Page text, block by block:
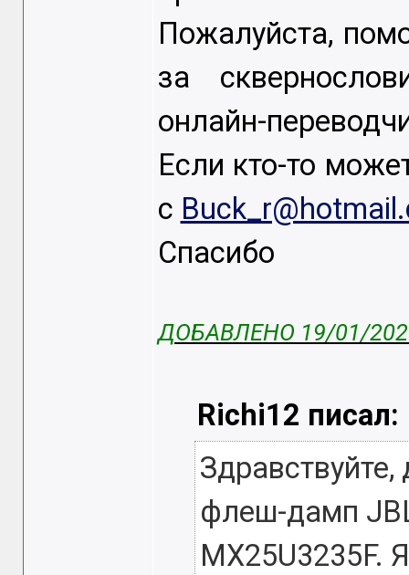
Пожалуйста,
за
онлайн-
Если кто-то
с
Спасибо
ДОБАВЛЕНО 19/01/
Richi12 писал:
Здравствуйте,
флеш-дамп
MX25U3235F.